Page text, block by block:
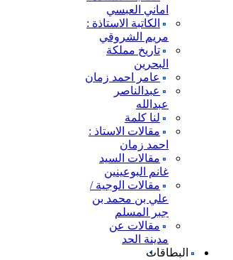
اماني العبسي
الكاتبة الاستاذة :
مريم الشروقي
تاريخ مملكة
البحرين
عامر احمد زمان
عبدالناصر
عبدالله
لنا كلمة
مقالات الاستاذ :
احمد زمان
مقالات السيد
غانم البوعينين
مقالات الوجية /
علي بن محمد بن
جبر المسلم
مقالات عن
مدينة الحد
البطاقات